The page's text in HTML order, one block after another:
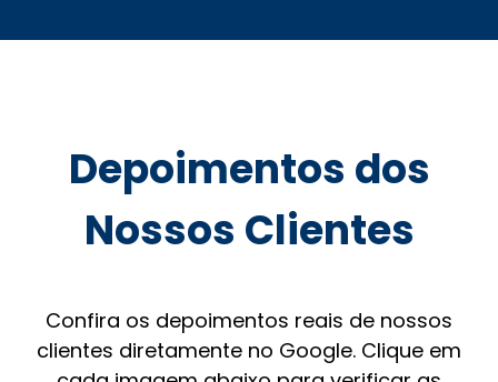
Depoimentos dos
Nossos Clientes
Confira os depoimentos reais de nossos
clientes diretamente no Google. Clique em